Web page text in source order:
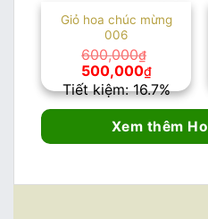
Giỏ hoa chúc mừng
006
600,000₫
Giá
gốc
là:
600,000₫.
500,000₫Giá
hiện
tại
là:
Tiết kiệm: 16.7%
Xem thêm